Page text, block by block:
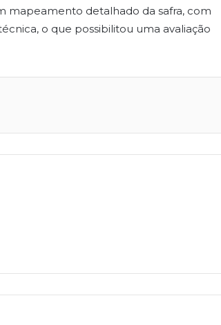
mapeamento detalhado da safra, com
o que possibilitou uma avaliação